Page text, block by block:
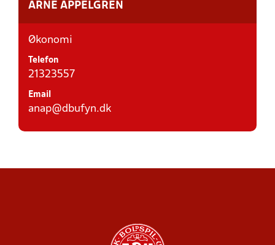
ARNE APPELGREN
Økonomi
Telefon
21323557
Email
anap@dbufyn.dk